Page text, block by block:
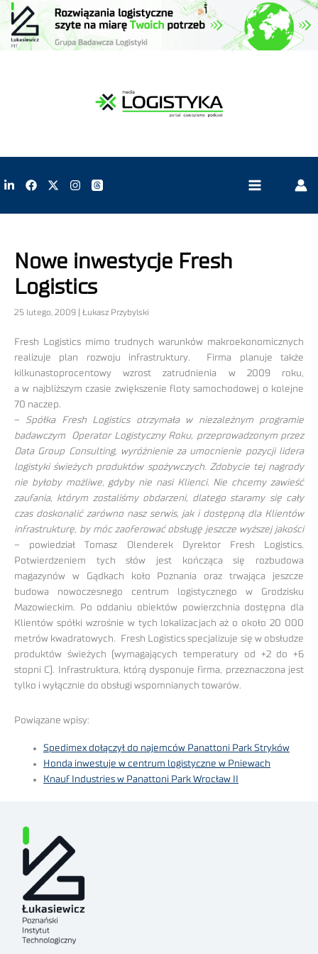
Nowe inwestycje Fresh
Logistics
25 lutego, 2009 | Łukasz Przybylski
Fresh Logistics mimo trudnych warunków makroekonomicznych
realizuje plan rozwoju infrastruktury. Firma planuje także
kilkunastoprocentowy wzrost zatrudnienia w 2009 roku,
a w najbliższym czasie zwiększenie floty samochodowej o kolejne
70 naczep.
–Spółka Fresh Logistics otrzymała w niezależnym programie
badawczym Operator Logistyczny Roku, przeprowadzonym przez
Data Group Consulting, wyróżnienie za umocnienie pozycji lidera
logistyki świeżych produktów spożywczych. Zdobycie tej nagrody
nie byłoby możliwe, gdyby nie nasi Klienci. Nie chcemy zawieść
zaufania, którym zostaliśmy obdarzeni, dlatego staramy się cały
czas doskonalić zarówno nasz serwis, jak i dostępną dla Klientów
infrastrukturę, by móc zaoferować obsługę jeszcze wyższej jakości
– powiedział Tomasz Olenderek Dyrektor Fresh Logistics.
Potwierdzeniem tych słów jest kończąca się rozbudowa
magazynów w Gądkach koło Poznania oraz trwająca jeszcze
budowa nowoczesnego centrum logistycznego w Grodzisku
Mazowieckim. Po oddaniu obiektów powierzchnia dostępna dla
Klientów spółki wzrośnie w tych lokalizacjach aż o około 20 000
metrów kwadratowych. Fresh Logistics specjalizuje się w obsłudze
produktów świeżych (wymagających temperatury od +2 do +6
stopni C). Infrastruktura, którą dysponuje firma, przeznaczona jest
tylko i wyłącznie do obsługi wspomnianych towarów.
Powiązane wpisy:
Spedimex dołączył do najemców Panattoni Park Stryków
Honda inwestuje w centrum logistyczne w Pniewach
Knauf Industries w Panattoni Park Wrocław II